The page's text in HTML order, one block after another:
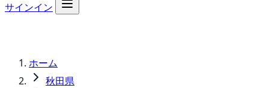
サインイン
ホーム
秋田県